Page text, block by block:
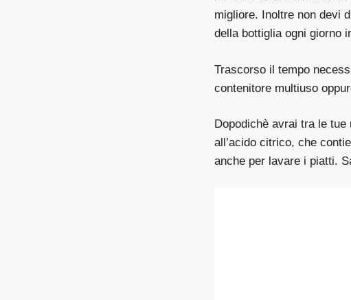
migliore. Inoltre non devi
della bottiglia ogni giorno
Trascorso il tempo
contenitore multiuso
Dopodichè avrai tra le
all’acido citrico, che
anche per lavare i piatti.